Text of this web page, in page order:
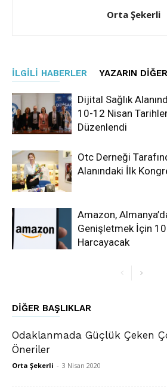
Orta Şekerli
İLGILI HABERLER YAZARIN
Dijital Sağlık
10-12 Nisan
Düzenlendi
Otc Derneği
Alanındaki İlk
Amazon,
Genişletmek İçin
Harcayacak
DIĞER BAŞLIKLAR
Odaklanmada Güçlük Çeken
Öneriler
Orta Şekerli - 3 Nisan 2020